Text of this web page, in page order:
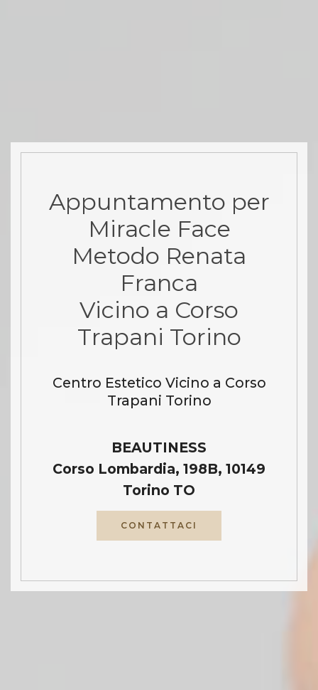
Appuntamento per
Miracle Face
Metodo Renata
Franca
Vicino a Corso
Trapani Torino
Centro Estetico Vicino a Corso
Trapani Torino
BEAUTINESS
Corso Lombardia, 198B, 10149
Torino TO
CONTATTACI